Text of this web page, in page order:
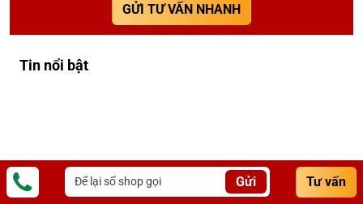
GỬI TƯ VẤN NHANH
Tin nổi bật
Gửi Tư vấn